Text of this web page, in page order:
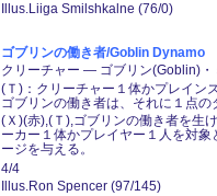
Illus.Liiga Smilshkalne (76/0)
ゴブリンの働き者/Goblin Dynamo
クリーチャー ― ゴブリン(Goblin)
(Ｔ)：クリーチャー１体かプレイン
ゴブリンの働き者は、それに１点の
(Ｘ)(赤),(Ｔ),ゴブリンの働き者を生
ーカー１体かプレイヤー１人を対
ージを与える。
4/4
Illus.Ron Spencer (97/145)